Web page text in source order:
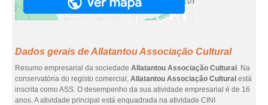
Dados gerais de Allatantou Associação Cultural
Resumo empresarial da sociedade Allatantou Associação Cultural . Na
conservatória do registo comercial, Allatantou Associação Cultural está
inscrita como ASS. O desempenho da sua atividade empresarial é de 16
anos. A atividade principal está enquadrada na atividade CINI